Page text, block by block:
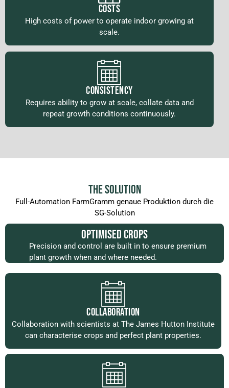
COSTS
High costs of power to operate indoor growing at
scale.
CONSISTENCY
Requires ability to grow at scale, collate data and
repeat growth conditions continuously.
THE SOLUTION
Full-Automation FarmGramm genaue Produktion durch die
SG-Solution
OPTIMISED CROPS
Precision and control are built in to ensure premium
plant growth when and where needed.
COLLABORATION
Collaboration with scientists at The James Hutton Institute
can characterise crops and perfect plant properties.